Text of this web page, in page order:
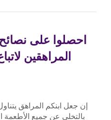
احصلوا على
المراهقين
إن جعل ابنكم المراهق
بالتخلي عن جميع